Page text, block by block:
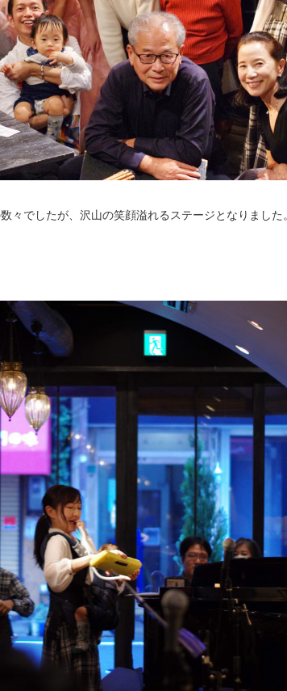
々でしたが、沢山の笑顔溢れるステージとなりました。